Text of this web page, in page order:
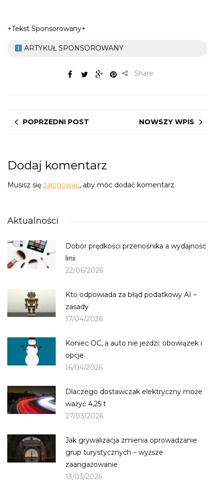
+Tekst Sponsorowany+
ARTYKUŁ SPONSOROWANY
Share
POPRZEDNI POST NOWSZY WPIS
Dodaj komentarz
Musisz się zalogować, aby móc dodać komentarz.
Aktualności
Dobór prędkości przenośnika a wydajność
linii
22/06/2026
Kto odpowiada za błąd podatkowy AI –
zasady
17/04/2026
Koniec OC, a auto nie jeździ: obowiązek i
opcje
16/04/2026
Dlaczego dostawczak elektryczny może
ważyć 4,25 t
27/03/2026
Jak grywalizacja zmienia oprowadzanie
grup turystycznych – wyższe
zaangażowanie
13/03/2026